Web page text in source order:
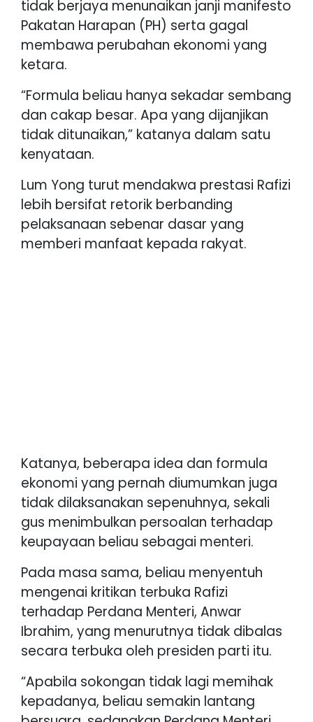
tidak berjaya menunaikan janji manifesto
Pakatan Harapan (PH) serta gagal
membawa perubahan ekonomi yang
ketara.
“Formula beliau hanya sekadar sembang
dan cakap besar. Apa yang dijanjikan
tidak ditunaikan,” katanya dalam satu
kenyataan.
Lum Yong turut mendakwa prestasi Rafizi
lebih bersifat retorik berbanding
pelaksanaan sebenar dasar yang
memberi manfaat kepada rakyat.
Katanya, beberapa idea dan formula
ekonomi yang pernah diumumkan juga
tidak dilaksanakan sepenuhnya, sekali
gus menimbulkan persoalan terhadap
keupayaan beliau sebagai menteri.
Pada masa sama, beliau menyentuh
mengenai kritikan terbuka Rafizi
terhadap Perdana Menteri, Anwar
Ibrahim, yang menurutnya tidak dibalas
secara terbuka oleh presiden parti itu.
“Apabila sokongan tidak lagi memihak
kepadanya, beliau semakin lantang